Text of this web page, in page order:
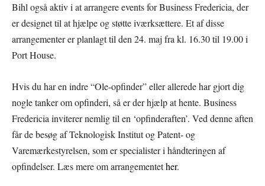
Bihl også aktiv i at arrangere events for Business Fredericia, der
er designet til at hjælpe og støtte iværksættere. Et af disse
arrangementer er planlagt til den 24. maj fra kl. 16.30 til 19.00 i
Port House.
Hvis du har en indre “Ole-opfinder” eller allerede har gjort dig
nogle tanker om opfinderi, så er der hjælp at hente. Business
Fredericia inviterer nemlig til en ‘opfinderaften’. Ved denne aften
får de besøg af Teknologisk Institut og Patent- og
Varemærkestyrelsen, som er specialister i håndteringen af
opfindelser. Læs mere om arrangementether.